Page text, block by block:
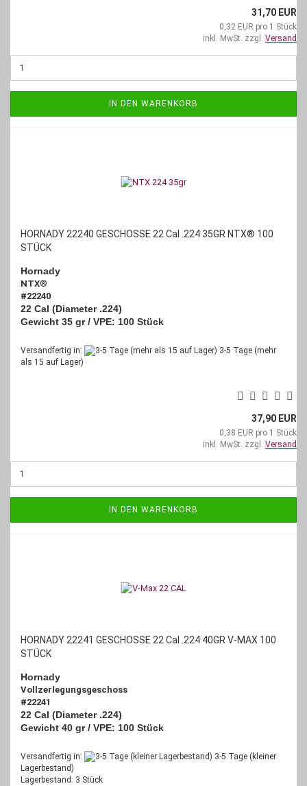
31,70 EUR
0,32 EUR pro 1 Stück
inkl. MwSt. zzgl. Versand
IN DEN WARENKORB
HORNADY 22240 GESCHOSSE 22 Cal .224 35GR NTX® 100
STÜCK
Hornady
NTX®
#22240
22 Cal (Diameter .224)
Gewicht 35 gr / VPE: 100 Stück
Versandfertig in:
3-5 Tage (mehr
als 15 auf Lager)
37,90 EUR
0,38 EUR pro 1 Stück
inkl. MwSt. zzgl. Versand
IN DEN WARENKORB
HORNADY 22241 GESCHOSSE 22 Cal .224 40GR V-MAX 100
STÜCK
Hornady
Vollzerlegungsgeschoss
#22241
22 Cal (Diameter .224)
Gewicht 40 gr / VPE: 100 Stück
Versandfertig in:
3-5 Tage (kleiner
Lagerbestand)
Lagerbestand: 3 Stück